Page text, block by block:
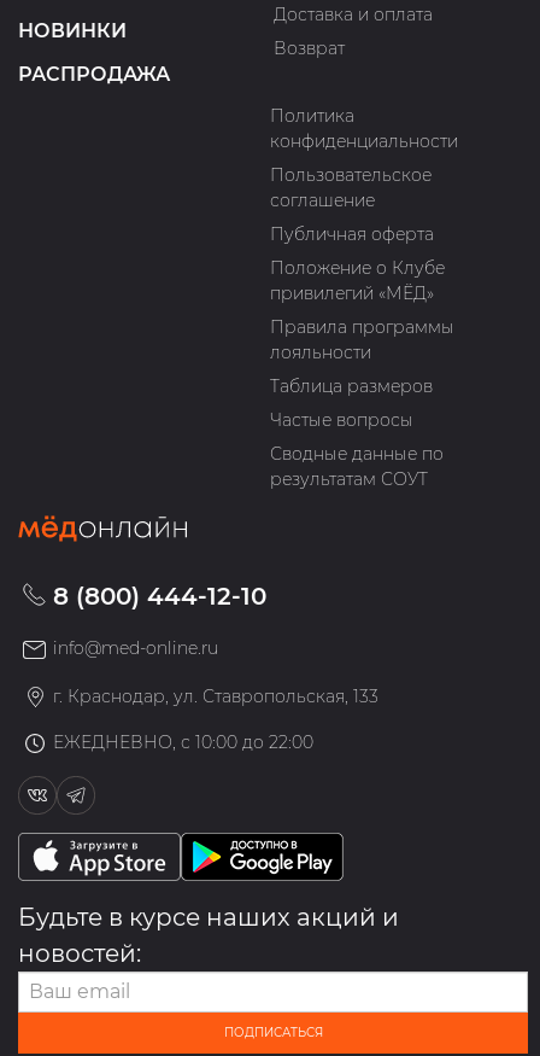
НОВИНКИ
РАСПРОДАЖА
Доставка и оплата
Возврат
Политика
конфиденциальности
Пользовательское
соглашение
Публичная оферта
Положение о Клубе
привилегий «МЁД»
Правила программы
лояльности
Таблица размеров
Частые вопросы
Сводные данные по
результатам СОУТ
8 (800) 444-12-10
info@med-online.ru
г. Краснодар, ул. Ставропольская, 133
ЕЖЕДНЕВНО, с 10:00 до 22:00
Будьте в курсе наших акций и
новостей:
ПОДПИСАТЬСЯ